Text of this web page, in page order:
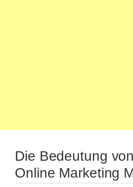
Die Bedeutung
Online Marketing